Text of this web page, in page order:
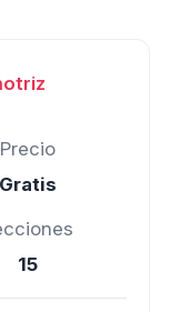
Precio
Gratis
15